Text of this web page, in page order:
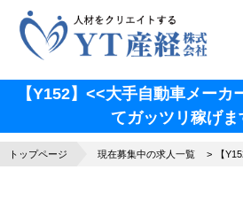
【Y152】<<大手自動車メーカ
てガッツリ稼げ
トップページ 現在募集中の求人一覧 【